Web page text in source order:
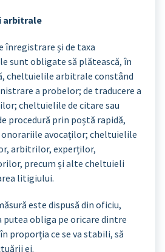
arbitrale
înregistrare și de taxa
sunt obligate să plătească, în
cheltuielile arbitrale constând
a probelor; de traducere a
cheltuielile de citare sau
procedură prin poștă rapidă,
avocaților; cheltuielile
arbitrilor, experților,
precum și alte cheltuieli
litigiului.
este dispusă din oficiu,
obliga pe oricare dintre
proporția ce se va stabili, să
ei.